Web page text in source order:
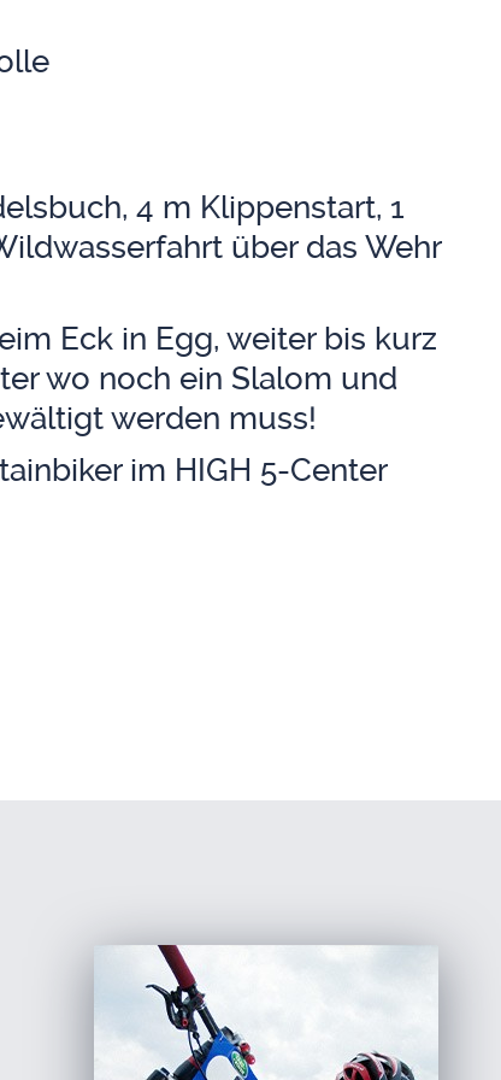
4 m Klip­pen­start, 1
über das Wehr
Eck in Egg, wei­ter bis kurz
wo noch ein Sla­lom und
wer­den muss!
im HIGH 5-Cen­ter